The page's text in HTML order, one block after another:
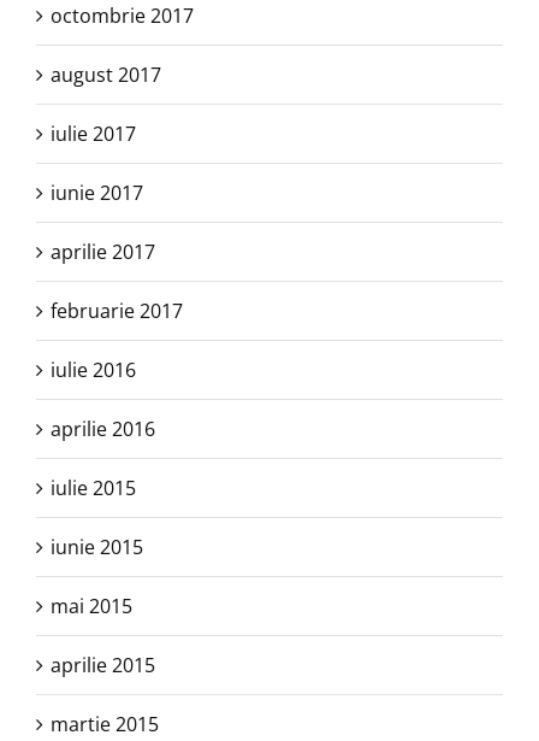
octombrie 2017
august 2017
iulie 2017
iunie 2017
aprilie 2017
februarie 2017
iulie 2016
aprilie 2016
iulie 2015
iunie 2015
mai 2015
aprilie 2015
martie 2015